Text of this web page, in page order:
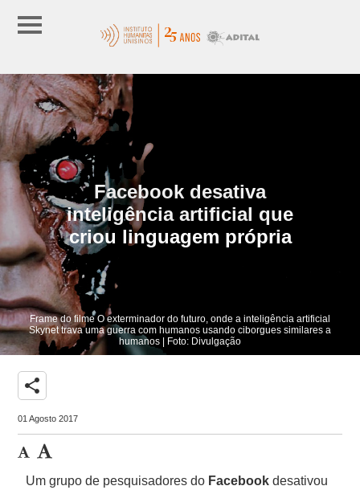
Facebook desativa
inteligência artificial que
criou linguagem própria
Frame do filme O exterminador do futuro, onde a inteligência artificial
Skynet trava uma guerra com humanos usando ciborgues similares a
humanos | Foto: Divulgação
share
01 Agosto 2017
Um grupo de pesquisadores do Facebook desativou